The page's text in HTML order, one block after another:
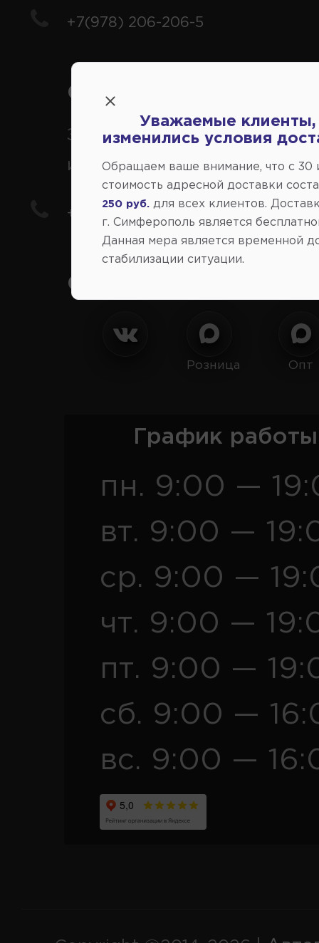
+7(978) 206-206-5
Справочный центр:
Заказ шин, дисков,
иномарки
+7(978) 206-206-8
Социальные сети:
Розница Опт
График
пн. 9:00 —
вт. 9:00 —
ср. 9:00 —
чт. 9:00 —
пт. 9:00 —
сб. 9:00 —
вс. 9:00 —
Уважаемые клиенты,
изменились условия
Обращаем ваше внимание, что c 30
стоимость адресной доставки
250 руб.
для всех клиентов.
г. Симферополь является
Данная мера является временной
стабилизации ситуации.